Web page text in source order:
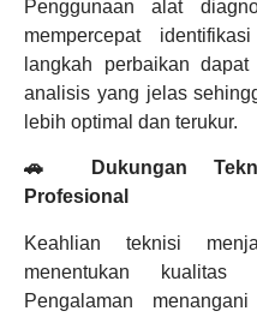
Penggunaan alat
mempercepat
langkah perbaikan
analisis yang jelas
lebih optimal dan terukur.
🚗 Dukungan
Profesional
Keahlian teknisi
menentukan kualitas
Pengalaman